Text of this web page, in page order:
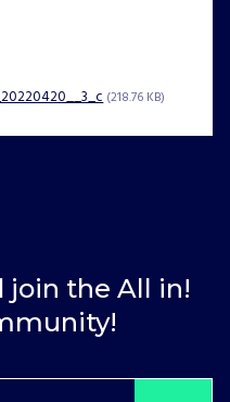
(218.76 KB)
join the All in!